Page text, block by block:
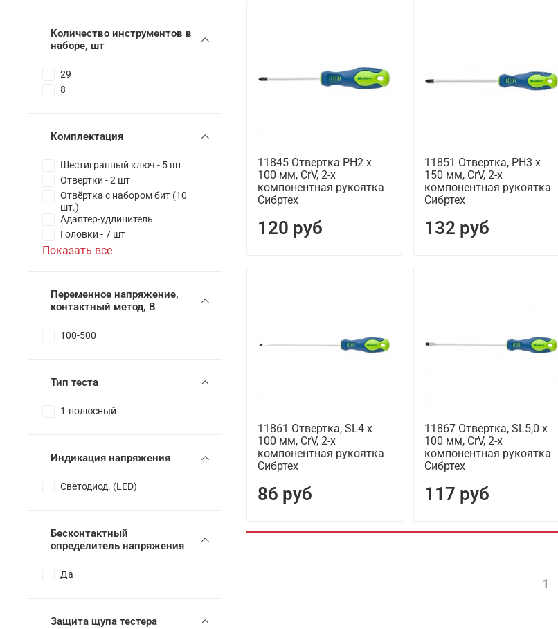
11845 Отвертка PH2 х
100 мм, CrV, 2-х
компонентная рукоятка
Сибртех
120 руб
11851 Отвертка, PH3 х
150 мм, CrV, 2-х
компонентная рукоятка
Сибртех
132 руб
11861 Отвертка, SL4 х
100 мм, CrV, 2-х
компонентная рукоятка
Сибртех
86 руб
11867 Отвертка, SL5,0 х
100 мм, CrV, 2-х
компонентная рукоятка
Сибртех
117 руб
1
Количество инструментов в
наборе, шт
29
8
Комплектация
Шестигранный ключ - 5 шт
Отвертки - 2 шт
Отвёртка с набором бит (10
шт.)
Адаптер-удлинитель
Головки - 7 шт
Показать все
Переменное напряжение,
контактный метод, В
100-500
Тип теста
1-полюсный
Индикация напряжения
Светодиод. (LED)
Бесконтактный
определитель напряжения
Да
Защита щупа тестера